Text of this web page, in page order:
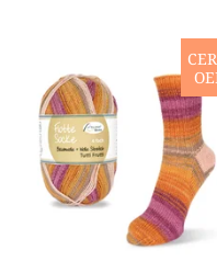
Ponožková příze, 4-vrstvá.
lze prát v pračce, sušit v
bavlnou a strečovým obsahem -
ideální na léto!
Dostupnost:
Skladem 7 ks
Značka:
RELLANA